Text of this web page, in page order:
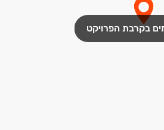
בקרבת הפרויקט